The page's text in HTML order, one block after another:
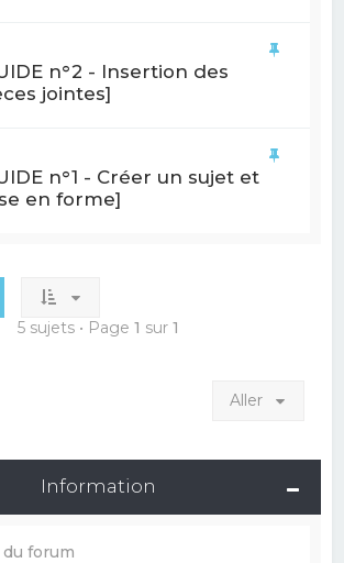
n°2 - Insertion des
jointes]
n°1 - Créer un sujet et
en forme]
5 sujets • Page 1 sur 1
Aller
Information
forum